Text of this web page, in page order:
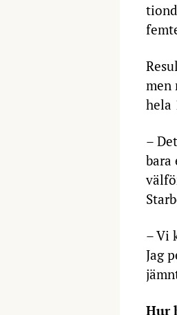
men
hela
–
bara
– Vi
Jag
Hur